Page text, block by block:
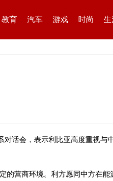
教育 汽车 游戏 时尚 生
话会，表示利比亚高度重视与
的营商环境。利方愿同中方在能